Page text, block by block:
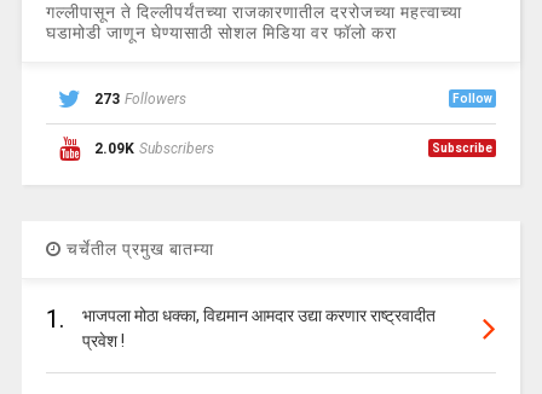
गल्लीपासून ते दिल्लीपर्यंतच्या राजकारणातील दररोजच्या महत्वाच्या
घडामोडी जाणून घेण्यासाठी सोशल मिडिया वर फॉलो करा
273 Followers Follow
2.09K Subscribers Subscribe
चर्चेतील प्रमुख बातम्या
1.
भाजपला मोठा धक्का, विद्यमान आमदार उद्या करणार राष्ट्रवादीत
प्रवेश !